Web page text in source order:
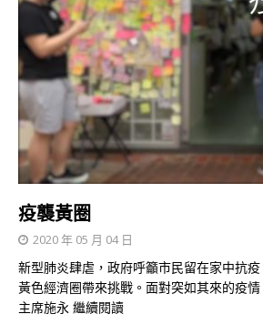
疫襲黃圈
2020 年 05 月 04 日
新型肺炎肆虐，政府呼籲市民留在家中抗
黃色經濟圈帶來挑戰。面對突如其來的疫
主席施永 繼續閱讀